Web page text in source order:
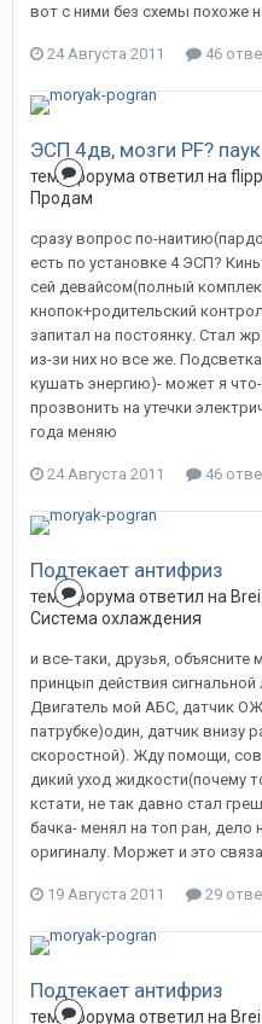
вот с ними без схемы похоже
24 Августа 2011 46
ЭСП 4дв, мозги PF?
тема форума ответил на
Продам
сразу вопрос по-
есть по установке 4 ЭСП?
сей девайсом(полный
кнопок+родительский
запитал на постоянку. Стал
из-зи них но все же.
кушать энергию)- может я
прозвонить на утечки
года меняю
24 Августа 2011 46
Подтекает антифриз
тема форума ответил на Brei
Система охлаждения
и все-таки, друзья, объясните
принцып действия
Двигатель мой АБС, датчик
патрубке)один, датчик внизу
скоростной). Жду помощи,
дикий уход жидкости(почему
кстати, не так давно стал
бачка- менял на топ ран, дело
оригиналу. Моржет и это
19 Августа 2011 29
Подтекает антифриз
тема форума ответил на Brei